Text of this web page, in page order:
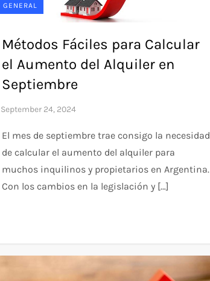
GENERAL
Métodos Fáciles para Calcular
el Aumento del Alquiler en
Septiembre
El mes de septiembre trae consigo la necesidad
de calcular el aumento del alquiler para
muchos inquilinos y propietarios en Argentina.
Con los cambios en la legislación y […]